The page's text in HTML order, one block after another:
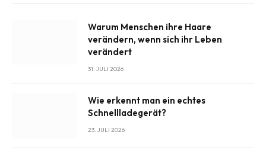
Warum Menschen ihre Haare
verändern, wenn sich ihr Leben
verändert
31. JULI 2026
Wie erkennt man ein echtes
Schnellladegerät?
23. JULI 2026